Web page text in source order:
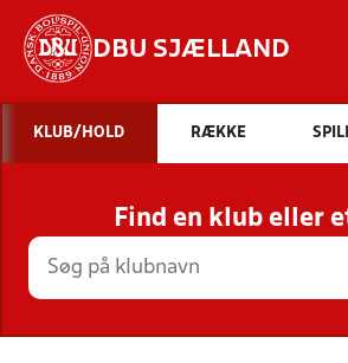
DBU SJÆLLAND
STILLINGER, RESULTATER,
HOLD
KLUB/HOLD RÆKKE
Find en klub eller